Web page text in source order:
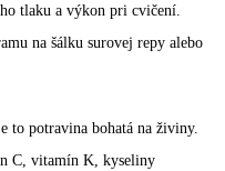
tlaku a výkon pri cvičení.
na šálku surovej repy alebo
to potravina bohatá na živiny.
C, vitamín K, kyseliny